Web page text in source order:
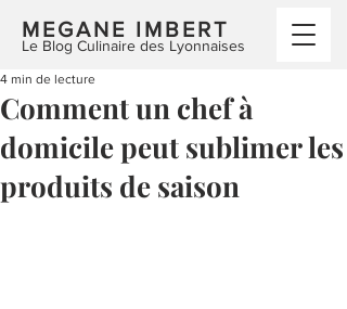
MEGANE IMBERT
Le Blog Culinaire des Lyonnaises
Comment un chef à
domicile peut sublimer les
produits de saison
4 min de lecture